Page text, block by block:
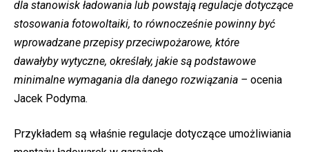
dla stanowisk ładowania lub powstają regulacje dotyczące
stosowania fotowoltaiki, to równocześnie powinny być
wprowadzane przepisy przeciwpożarowe, które
dawałyby wytyczne, określały, jakie są podstawowe
minimalne wymagania dla danego rozwiązania – ocenia
Jacek Podyma.
Przykładem są właśnie regulacje dotyczące umożliwiania